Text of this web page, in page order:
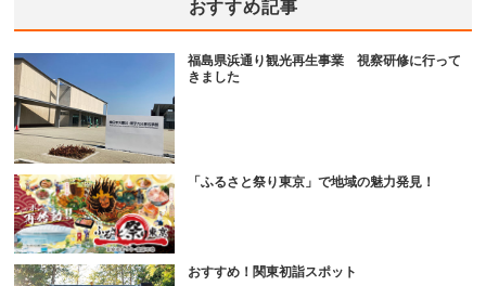
おすすめ記事
福島県浜通り観光再生事業 視察研修に行って
きました
「ふるさと祭り東京」で地域の魅力発見！
おすすめ！関東初詣スポット